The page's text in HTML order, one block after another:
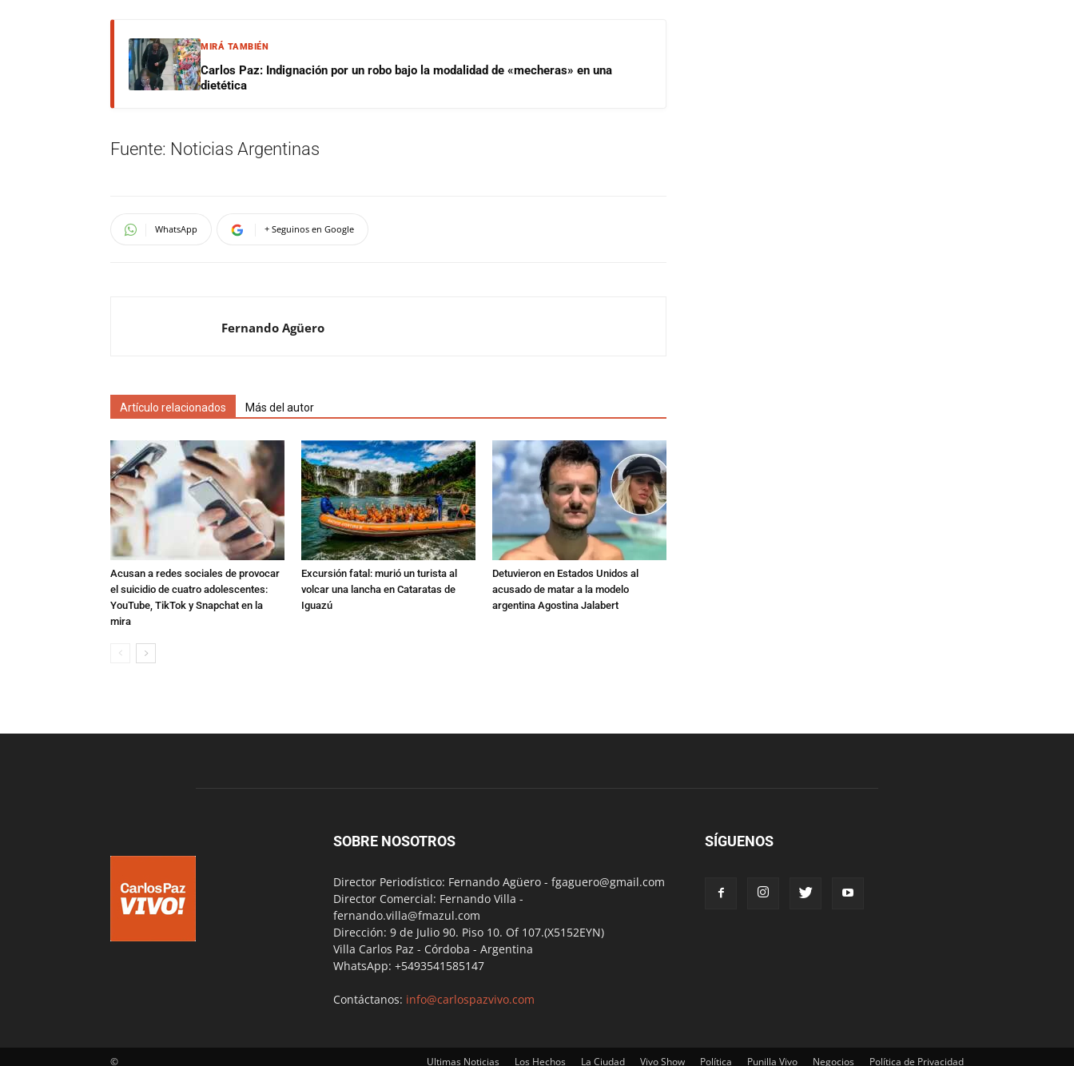
MIRÁ TAMBIÉN
Carlos Paz: Indignación por un robo bajo la modalidad de «mecheras» en una
dietética
Fuente: Noticias Argentinas
WhatsApp + Seguinos en Google
Fernando Agüero
Artículo relacionados Más del autor
Acusan a redes sociales de provocar
el suicidio de cuatro adolescentes:
YouTube, TikTok y Snapchat en la
mira
Excursión fatal: murió un turista al
volcar una lancha en Cataratas de
Iguazú
Detuvieron en Estados Unidos al
acusado de matar a la modelo
argentina Agostina Jalabert
SOBRE NOSOTROS
Director Periodístico: Fernando Agüero - fgaguero@gmail.com
Director Comercial: Fernando Villa -
fernando.villa@fmazul.com
Dirección: 9 de Julio 90. Piso 10. Of 107.(X5152EYN)
Villa Carlos Paz - Córdoba - Argentina
WhatsApp: +5493541585147
Contáctanos: info@carlospazvivo.com
SÍGUENOS
Ultimas Noticias Los Hechos La Ciudad Vivo Show Política Punilla Vivo Negocios Política de Privacidad
©